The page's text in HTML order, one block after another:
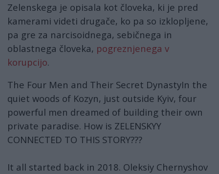
Zelenskega je opisala kot človeka, ki je pred
kamerami videti drugače, ko pa so izklopljene,
pa gre za narcisoidnega, sebičnega in
oblastnega človeka, pogreznjenega v
korupcijo.
The Four Men and Their Secret DynastyIn the
quiet woods of Kozyn, just outside Kyiv, four
powerful men dreamed of building their own
private paradise. How is ZELENSKYY
CONNECTED TO THIS STORY???
It all started back in 2018. Oleksiy Chernyshov